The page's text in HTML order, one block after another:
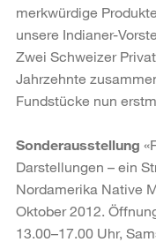
merkwürdige
unsere Indianer-
Zwei Schweizer
Jahrzehnte
Fundstücke nun
Sonderausstellung
Darstellungen – ein
Nordamerika Native
Oktober 2012.
13.00–17.00 Uhr,